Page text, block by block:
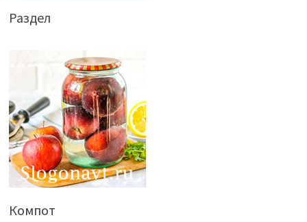
Раздел
Компот